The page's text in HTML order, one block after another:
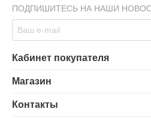
ПОДПИШИТЕСЬ НА НАШИ
Кабинет покупателя
Магазин
Контакты